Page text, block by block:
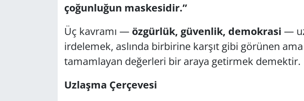
çoğunluğun maskesidir.”
Üç kavramı — özgürlük, güvenlik, demokrasi —
irdelemek, aslında birbirine karşıt gibi görünen
tamamlayan değerleri bir araya getirmek demektir.
Uzlaşma Çerçevesi